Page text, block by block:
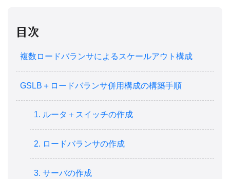
目次
複数ロードバランサによるスケールアウト構成
GSLB＋ロードバランサ併用構成の構築手順
1. ルータ＋スイッチの作成
2. ロードバランサの作成
3. サーバの作成